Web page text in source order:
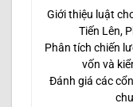
Giới thiệu luật
Tiến Lên,
Phân tích chiến
vốn và
Đánh giá các